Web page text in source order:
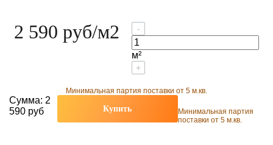
2 590 руб/м2 -
м²
+
Минимальная партия поставки от 5 м.кв.
Сумма: 2
590 руб
Купить
Минимальная партия
поставки от 5 м.кв.